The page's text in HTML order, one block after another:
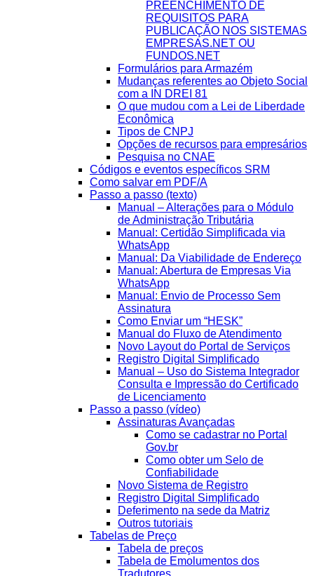
PREENCHIMENTO DE
REQUISITOS PARA
PUBLICAÇÃO NOS SISTEMAS
EMPRESAS.NET OU
FUNDOS.NET
Formulários para Armazém
Mudanças referentes ao Objeto Social
com a IN DREI 81
O que mudou com a Lei de Liberdade
Econômica
Tipos de CNPJ
Opções de recursos para empresários
Pesquisa no CNAE
Códigos e eventos específicos SRM
Como salvar em PDF/A
Passo a passo (texto)
Manual – Alterações para o Módulo
de Administração Tributária
Manual: Certidão Simplificada via
WhatsApp
Manual: Da Viabilidade de Endereço
Manual: Abertura de Empresas Via
WhatsApp
Manual: Envio de Processo Sem
Assinatura
Como Enviar um “HESK”
Manual do Fluxo de Atendimento
Novo Layout do Portal de Serviços
Registro Digital Simplificado
Manual – Uso do Sistema Integrador
Consulta e Impressão do Certificado
de Licenciamento
Passo a passo (vídeo)
Assinaturas Avançadas
Como se cadastrar no Portal
Gov.br
Como obter um Selo de
Confiabilidade
Novo Sistema de Registro
Registro Digital Simplificado
Deferimento na sede da Matriz
Outros tutoriais
Tabelas de Preço
Tabela de preços
Tabela de Emolumentos dos
Tradutores